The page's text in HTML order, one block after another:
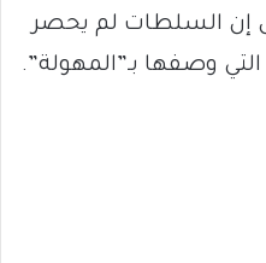
وقال إن السلطات لم يحصر
وصفها بـ”المهولة”.